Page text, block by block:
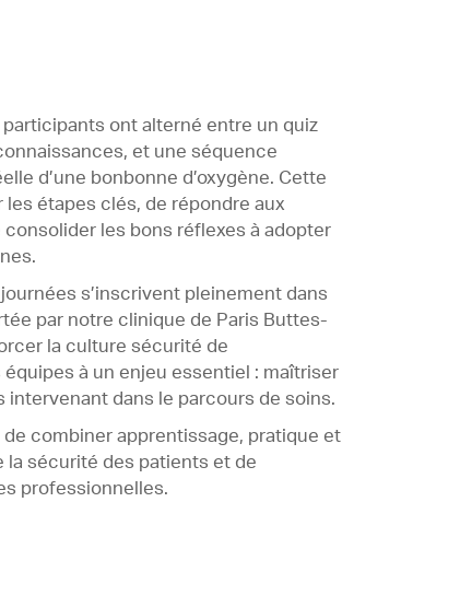
ont alterné entre un quiz
et une séquence
d’une bonbonne d’oxygène. Cette
étapes clés, de répondre aux
les bons réflexes à adopter
s’inscrivent pleinement dans
par notre clinique de Paris Buttes-
la culture sécurité de
équipes à un enjeu essentiel : maîtriser
dans le parcours de soins.
combiner apprentissage, pratique et
la sécurité des patients et de
professionnelles.